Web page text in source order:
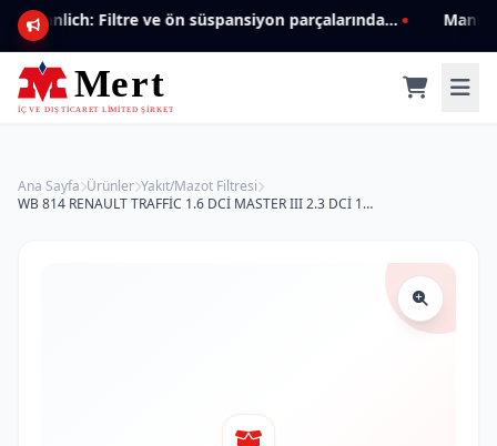
Mannlich: Filtre ve ön süspansiyon parçalarında genişleyen ürün yelpazesiyle kalite ve güven.
Ana Sayfa Ürünler Yakıt/Mazot Filtresi
WB 814 RENAULT TRAFFİC 1.6 DCİ MASTER III 2.3 DCİ 164031219R Yakıt/Mazot Filtresi